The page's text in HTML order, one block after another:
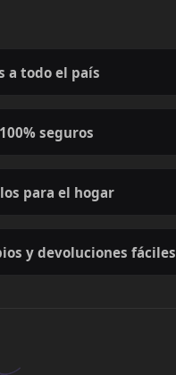
a todo el país
seguros
para el hogar
y devoluciones fáciles